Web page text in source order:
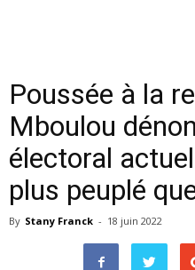
Poussée à la
Mboulou
électoral
plus peuplé
By Stany Franck - 18 juin 2022